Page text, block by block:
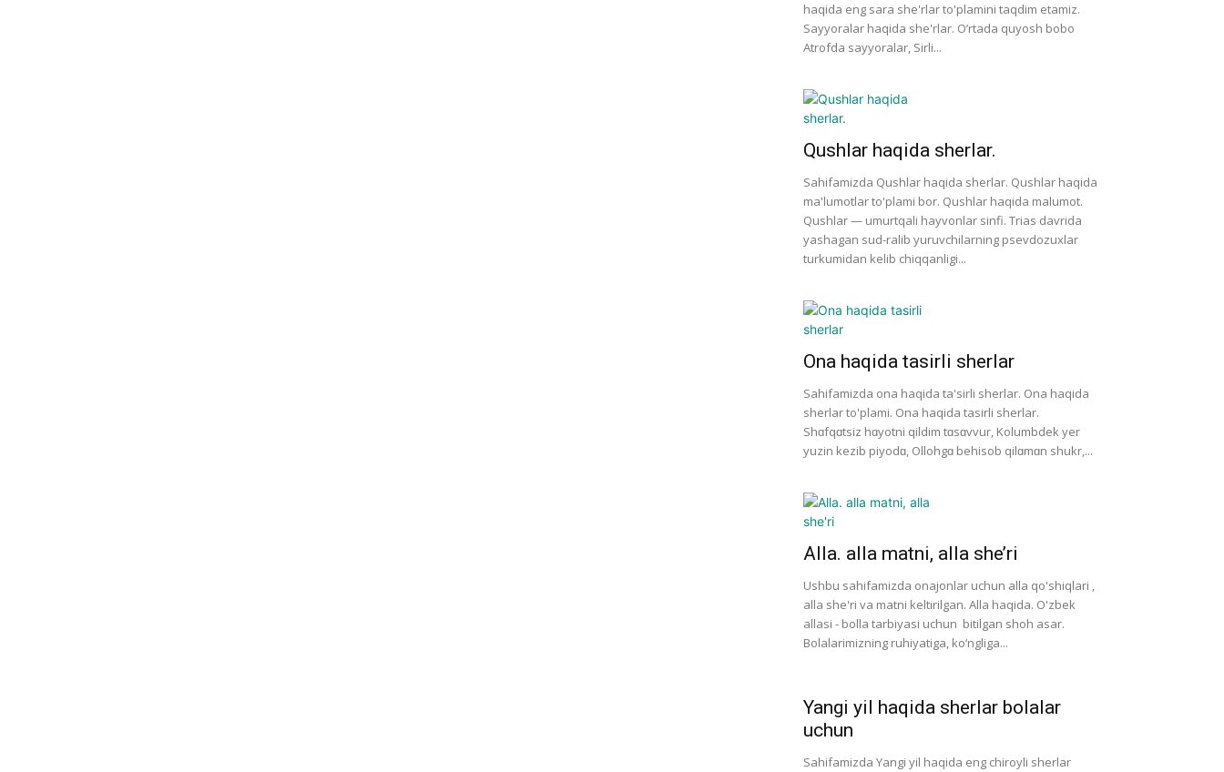
haqida eng sara she'rlar to'plamini taqdim etamiz.
Sayyoralar haqida she'rlar. O’rtada quyosh bobo
Atrofda sayyoralar, Sirli...
Qushlar haqida sherlar.
Sahifamizda Qushlar haqida sherlar. Qushlar haqida
ma'lumotlar to'plami bor. Qushlar haqida malumot.
Qushlar — umurtqali hayvonlar sinfi. Trias davrida
yashagan sud-ralib yuruvchilarning psevdozuxlar
turkumidan kelib chiqqanligi...
Ona haqida tasirli sherlar
Sahifamizda ona haqida ta'sirli sherlar. Ona haqida
sherlar to'plami. Ona haqida tasirli sherlar.
Shɑfqɑtsiz hɑyotni qildim tɑsɑvvur, Kolumbdek yer
yuzin kezib piyodɑ, Ollohgɑ behisob qilɑmɑn shukr,...
Alla. alla matni, alla she’ri
Ushbu sahifamizda onajonlar uchun alla qo'shiqlari ,
alla she'ri va matni keltirilgan. Alla haqida. O'zbek
allasi - bolla tarbiyasi uchun bitilgan shoh asar.
Bolalarimizning ruhiyatiga, ko‘ngliga...
Yangi yil haqida sherlar bolalar
uchun
Sahifamizda Yangi yil haqida eng chiroyli sherlar